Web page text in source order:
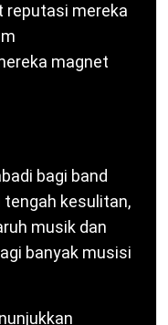
reputasi mereka
magnet
bagi band
tengah kesulitan,
musik dan
banyak musisi